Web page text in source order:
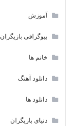
آموزش
بیوگرافی بازیگران
خانم ها
دانلود آهنگ
دانلود ها
دنیای بازیگران